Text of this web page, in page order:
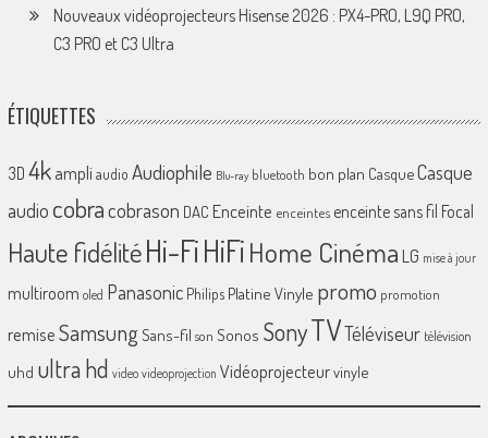
Nouveaux vidéoprojecteurs Hisense 2026 : PX4-PRO, L9Q PRO,
C3 PRO et C3 Ultra
ÉTIQUETTES
3D 4k ampliaudio Audiophile Blu-ray bluetooth bon plan CasqueCasque
audio cobracobrason DAC Enceinte enceintes enceinte sans fil Focal
Haute fidélitéHi-FiHiFiHome Cinéma LG mise à jour
multiroom oled Panasonic Philips Platine Vinyle promo promotion
remiseSamsungSans-fil son Sonos SonyTVTéléviseur télévision
uhd ultra hd video videoprojection Vidéoprojecteurvinyle